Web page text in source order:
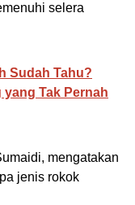
selera
Sudah Tahu?
yang Tak Pernah
mengatakan
jenis rokok